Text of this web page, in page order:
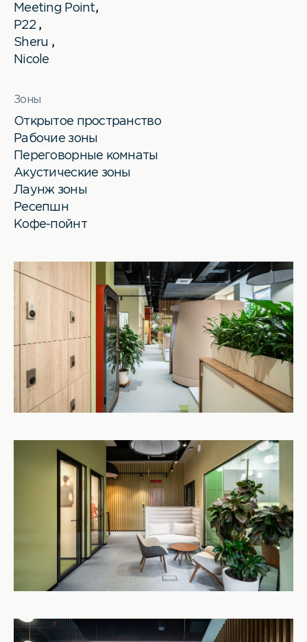
Meeting Point,
P22 ,
Sheru ,
Nicole
Зоны
Открытое пространство
Рабочие зоны
Переговорные комнаты
Акустические зоны
Лаунж зоны
Ресепшн
Кофе-пойнт